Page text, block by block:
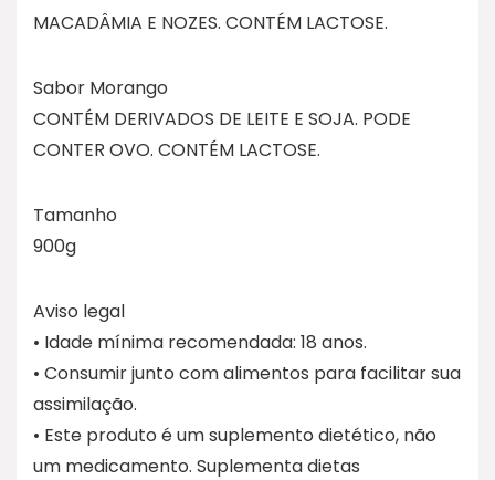
MACADÂMIA E NOZES. CONTÉM LACTOSE.
Sabor Morango
CONTÉM DERIVADOS DE LEITE E SOJA. PODE
CONTER OVO. CONTÉM LACTOSE.
Tamanho
900g
Aviso legal
• Idade mínima recomendada: 18 anos.
• Consumir junto com alimentos para facilitar sua
assimilação.
• Este produto é um suplemento dietético, não
um medicamento. Suplementa dietas